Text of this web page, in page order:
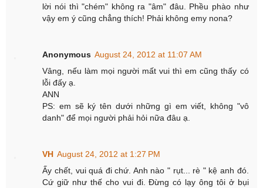
lời nói thì "chém" không ra "âm" đâu. Phều phào như
vậy em ý cũng chẳng thích! Phải không emy nona?
Anonymous August 24, 2012 at 11:07 AM
Vâng, nếu làm mọi người mất vui thì em cũng thấy có
lỗi đấy ạ.
ANN
PS: em sẽ ký tên dưới những gì em viết, không "vô
danh" để mọi người phải hỏi nữa đâu ạ.
VH August 24, 2012 at 1:27 PM
Ấy chết, vui quá đi chứ. Anh nào " rụt... rè " kệ anh đó.
Cứ giữ như thế cho vui đi. Đừng có lạy ông tôi ở bụi